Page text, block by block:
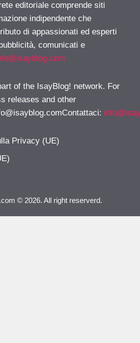
editoriale comprende siti
indipendente che
di appassionati ed esperti
comunicati e
of the IsayBlog! network. For
releases and other
:
Privacy (UE)
© 2026. All right reserverd.